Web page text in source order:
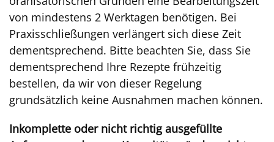
von mindestens 2 Werktagen benötigen. Bei
Praxisschließungen verlängert sich diese Zeit
dementsprechend. Bitte beachten Sie, dass Sie
dementsprechend Ihre Rezepte frühzeitig
bestellen, da wir von dieser Regelung
grundsätzlich keine Ausnahmen machen können.
Inkomplette oder nicht richtig ausgefüllte